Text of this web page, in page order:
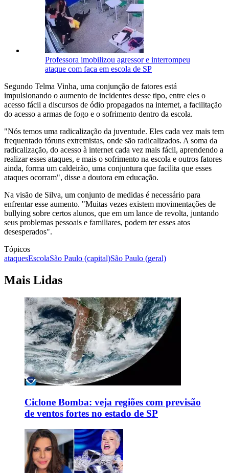
Professora imobilizou agressor e interrompeu
ataque com faca em escola de SP
Segundo Telma Vinha, uma conjunção de fatores está
impulsionando o aumento de incidentes desse tipo, entre eles o
acesso fácil a discursos de ódio propagados na internet, a facilitação
do acesso a armas de fogo e o sofrimento dentro da escola.
"Nós temos uma radicalização da juventude. Eles cada vez mais tem
frequentado fóruns extremistas, onde são radicalizados. A soma da
radicalização, do acesso à internet cada vez mais fácil, aprendendo a
realizar esses ataques, e mais o sofrimento na escola e outros fatores
ainda, forma um caldeirão, uma conjuntura que facilita que esses
ataques ocorram", disse a doutora em educação.
Na visão de Silva, um conjunto de medidas é necessário para
enfrentar esse aumento. "Muitas vezes existem movimentações de
bullying sobre certos alunos, que em um lance de revolta, juntando
seus problemas pessoais e familiares, podem ter esses atos
desesperados".
Tópicos
ataquesEscolaSão Paulo (capital)São Paulo (geral)
Mais Lidas
Ciclone Bomba: veja regiões com previsão
de ventos fortes no estado de SP